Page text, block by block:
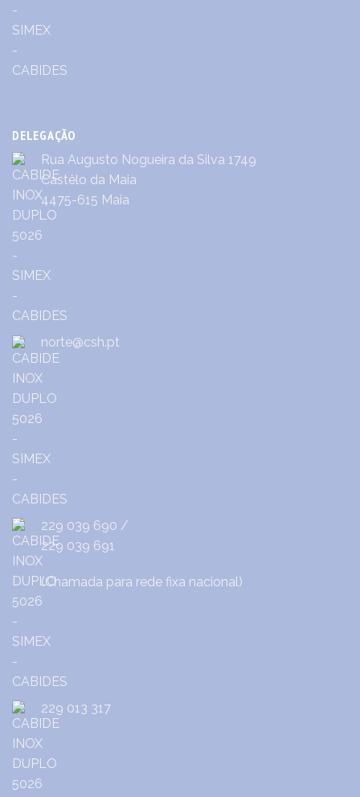
DELEGAÇÃO
Rua Augusto Nogueira da Silva 1749
Castêlo da Maia
4475-615 Maia
norte@csh.pt
229 039 690 /
229 039 691
(Chamada para rede fixa nacional)
229 013 317